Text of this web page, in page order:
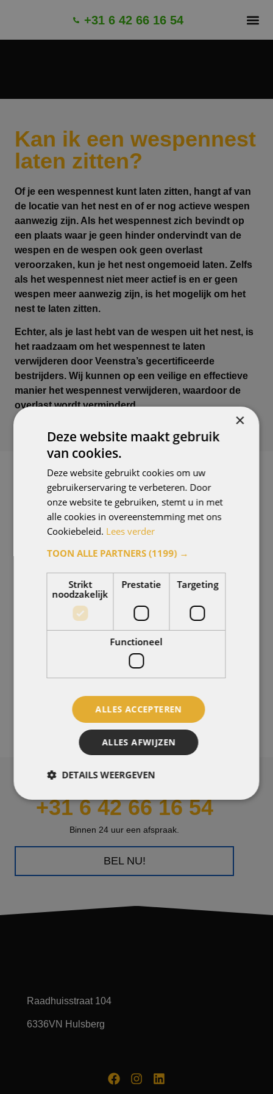
+31 6 42 66 16 54
Kan ik een wespennest
laten zitten?
Of je een wespennest kunt laten zitten, hangt af van
de locatie van het nest en of er nog actieve wespen
aanwezig zijn. Als het wespennest zich bevindt op
een plaats waar je geen hinder ondervindt van de
wespen en de wespen ook geen overlast
veroorzaken, kun je het nest ongemoeid laten. Zelfs
als het wespennest niet meer actief is en er geen
wespen meer aanwezig zijn, is het mogelijk om het
nest te laten zitten.
Echter, als je last hebt van de wespen uit het nest, is
het raadzaam om het wespennest te laten
verwijderen door Veenstra’s gecertificeerde
bestrijders. Wij kunnen op een veilige en effectieve
manier het wespennest verwijderen, waardoor de
overlast wordt verminderd.
MEER INFORMATIE
Gerelateerde
onderwerpen
Wespen bestrijden
+31 6 42 66 16 54
Binnen 24 uur een afspraak.
BEL NU!
Raadhuisstraat 104
6336VN Hulsberg
×
Deze website maakt gebruik
van cookies.
Deze website gebruikt cookies om uw
gebruikerservaring te verbeteren. Door
onze website te gebruiken, stemt u in met
alle cookies in overeenstemming met ons
Cookiebeleid. Lees verder
TOON ALLE PARTNERS(1199) →
Strikt
noodzakelijk
Prestatie Targeting
Functioneel
ALLES ACCEPTEREN
ALLES AFWIJZEN
DETAILS WEERGEVEN